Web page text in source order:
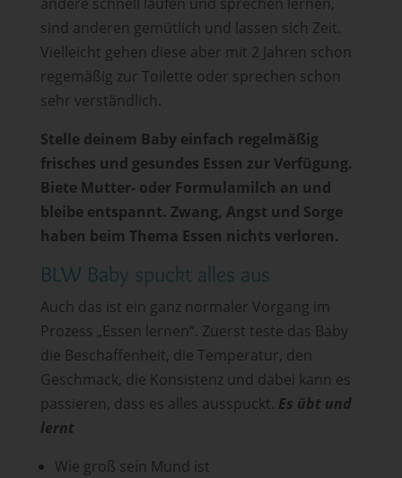
sind anderen gemütlich und lassen sich Zeit.
Vielleicht gehen diese aber mit 2 Jahren schon
regemäßig zur Toilette oder sprechen schon
sehr verständlich.
Stelle deinem Baby einfach regelmäßig
frisches und gesundes Essen zur Verfügung.
Biete Mutter- oder Formulamilch an und
bleibe entspannt. Zwang, Angst und Sorge
haben beim Thema Essen nichts verloren.
BLW Baby spuckt alles aus
Auch das ist ein ganz normaler Vorgang im
Prozess „Essen lernen“. Zuerst teste das Baby
die Beschaffenheit, die Temperatur, den
Geschmack, die Konsistenz und dabei kann es
passieren, dass es alles ausspuckt. Es übt und
lernt
Wie groß sein Mund ist